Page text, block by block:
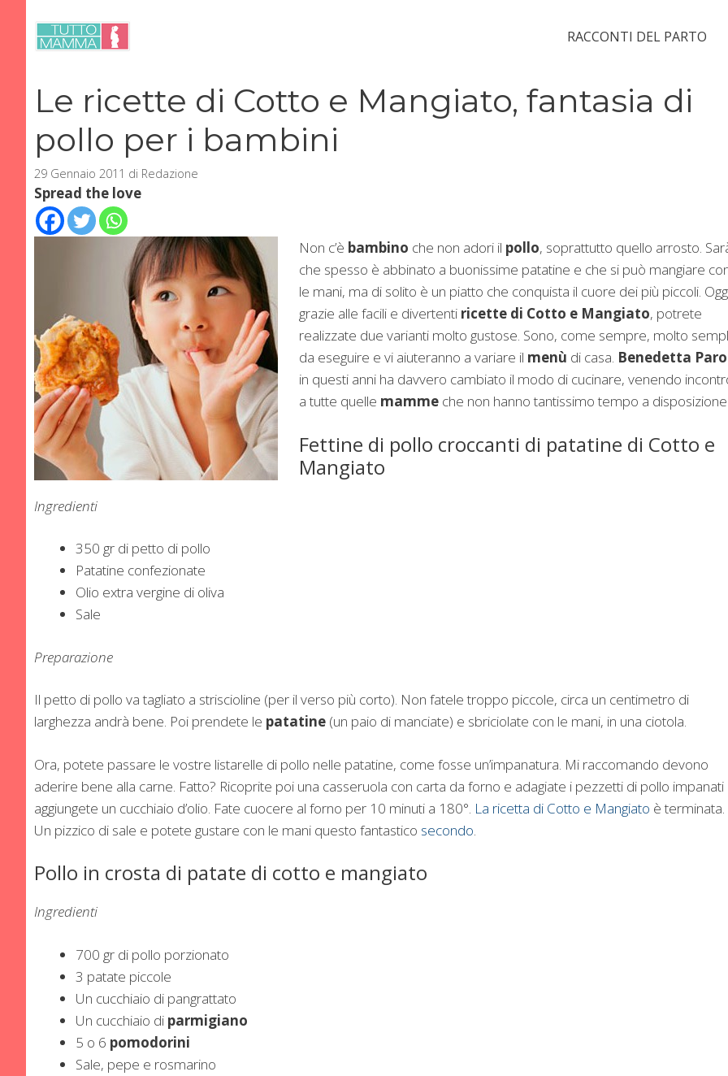
contenuto
RACCONTI DEL PARTO
Le ricette di Cotto e Mangiato, fantasia di
pollo per i bambini
29 Gennaio 2011 di Redazione
Spread the love
Non c’è bambino che non adori il pollo, soprattutto quello arrosto.
che spesso è abbinato a buonissime patatine e che si può mangiare
le mani, ma di solito è un piatto che conquista il cuore dei più piccoli.
grazie alle facili e divertenti ricette di Cotto e Mangiato, potrete
realizzate due varianti molto gustose. Sono, come sempre, molto
da eseguire e vi aiuteranno a variare il menù di casa. Benedetta
in questi anni ha davvero cambiato il modo di cucinare, venendo
a tutte quelle mamme che non hanno tantissimo tempo a
Fettine di pollo croccanti di patatine di Cotto e
Mangiato
Ingredienti
350 gr di petto di pollo
Patatine confezionate
Olio extra vergine di oliva
Sale
Preparazione
Il petto di pollo va tagliato a striscioline (per il verso più corto). Non fatele troppo piccole, circa un centimetro di
larghezza andrà bene. Poi prendete le patatine (un paio di manciate) e sbriciolate con le mani, in una ciotola.
Ora, potete passare le vostre listarelle di pollo nelle patatine, come fosse un’impanatura. Mi raccomando devono
aderire bene alla carne. Fatto? Ricoprite poi una casseruola con carta da forno e adagiate i pezzetti di pollo impanati
aggiungete un cucchiaio d’olio. Fate cuocere al forno per 10 minuti a 180°. La ricetta di Cotto e Mangiato è terminata.
Un pizzico di sale e potete gustare con le mani questo fantastico secondo.
Pollo in crosta di patate di cotto e mangiato
Ingredienti
700 gr di pollo porzionato
3 patate piccole
Un cucchiaio di pangrattato
Un cucchiaio di parmigiano
5 o 6 pomodorini
Sale, pepe e rosmarino